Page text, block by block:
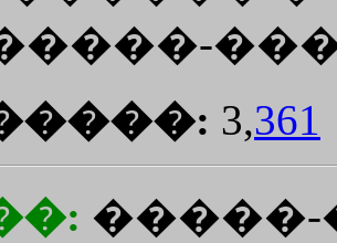
(�����-
3,361
�����-